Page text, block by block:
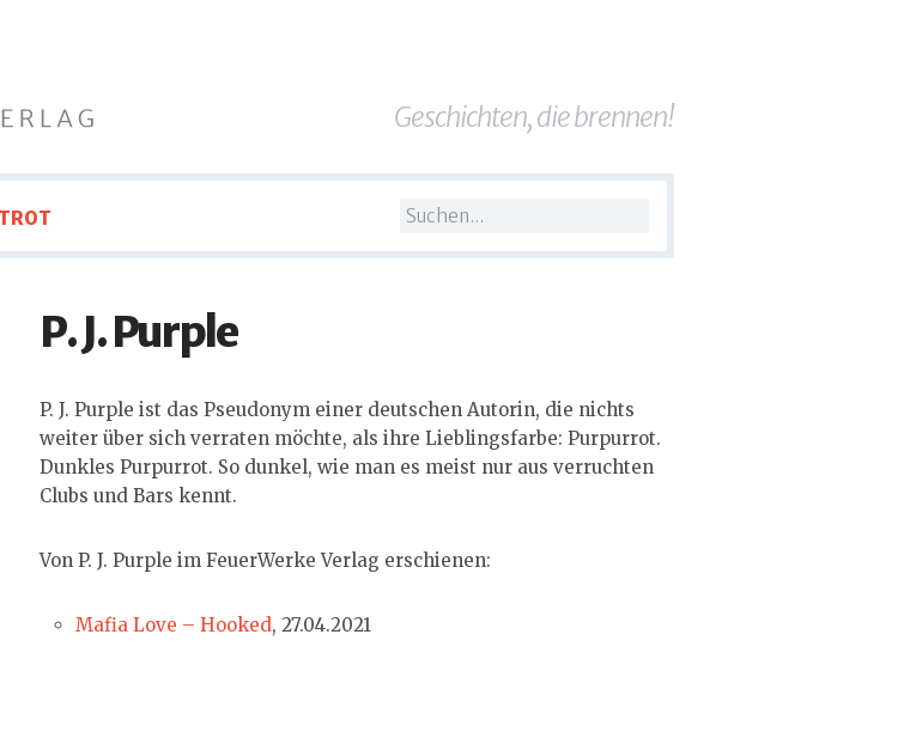
Geschichten, die brennen!
P. J. Purple
P. J. Purple ist das Pseudonym einer deutschen Autorin, die nichts
weiter über sich verraten möchte, als ihre Lieblingsfarbe: Purpurrot.
Dunkles Purpurrot. So dunkel, wie man es meist nur aus verruchten
Clubs und Bars kennt.
Von P. J. Purple im FeuerWerke Verlag erschienen:
Mafia Love – Hooked, 27.04.2021